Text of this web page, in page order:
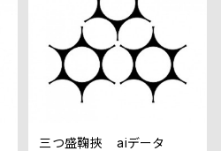
三つ盛鞠挾 aiデータ